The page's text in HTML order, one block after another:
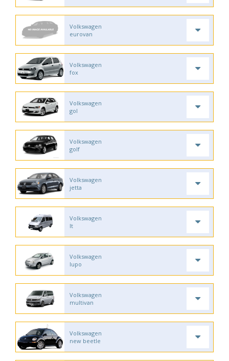
Volkswagen
eurovan
Volkswagen
fox
Volkswagen
gol
Volkswagen
golf
Volkswagen
jetta
Volkswagen
lt
Volkswagen
lupo
Volkswagen
multivan
Volkswagen
new beetle